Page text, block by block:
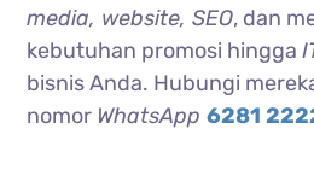
media, website, SEO, dan
kebutuhan promosi hingga
bisnis Anda. Hubungi
nomor WhatsApp6281